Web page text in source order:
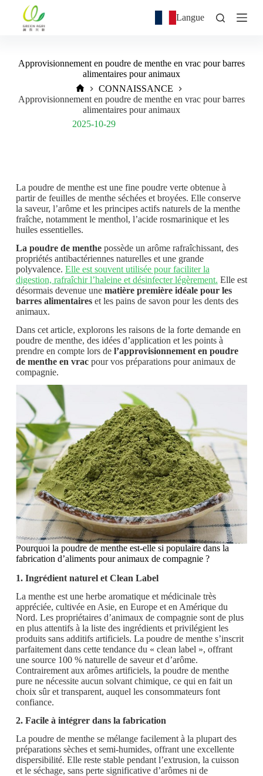
Langue
Approvisionnement en poudre de menthe en vrac pour barres
alimentaires pour animaux
CONNAISSANCE
Approvisionnement en poudre de menthe en vrac pour barres
alimentaires pour animaux
2025-10-29
La poudre de menthe est une fine poudre verte obtenue à
partir de feuilles de menthe séchées et broyées. Elle conserve
la saveur, l’arôme et les principes actifs naturels de la menthe
fraîche, notamment le menthol, l’acide rosmarinique et les
huiles essentielles.
La poudre de menthepossède un arôme rafraîchissant, des
propriétés antibactériennes naturelles et une grande
polyvalence. Elle est souvent utilisée pour faciliter la
digestion, rafraîchir l’haleine et désinfecter légèrement. Elle est
désormais devenue une matière première idéale pour les
barres alimentaireset les pains de savon pour les dents des
animaux.
Dans cet article, explorons les raisons de la forte demande en
poudre de menthe, des idées d’application et les points à
prendre en compte lors de l’approvisionnement en poudre
de menthe en vracpour vos préparations pour animaux de
compagnie.
Pourquoi la poudre de menthe est-elle si populaire dans la
fabrication d’aliments pour animaux de compagnie ?
1. Ingrédient naturel et Clean Label
La menthe est une herbe aromatique et médicinale très
appréciée, cultivée en Asie, en Europe et en Amérique du
Nord. Les propriétaires d’animaux de compagnie sont de plus
en plus attentifs à la liste des ingrédients et privilégient les
produits sans additifs artificiels. La poudre de menthe s’inscrit
parfaitement dans cette tendance du « clean label », offrant
une source 100 % naturelle de saveur et d’arôme.
Contrairement aux arômes artificiels, la poudre de menthe
pure ne nécessite aucun solvant chimique, ce qui en fait un
choix sûr et transparent, auquel les consommateurs font
confiance.
2. Facile à intégrer dans la fabrication
La poudre de menthe se mélange facilement à la plupart des
préparations sèches et semi-humides, offrant une excellente
dispersibilité. Elle reste stable pendant l’extrusion, la cuisson
et le séchage, sans perte significative d’arômes ni de